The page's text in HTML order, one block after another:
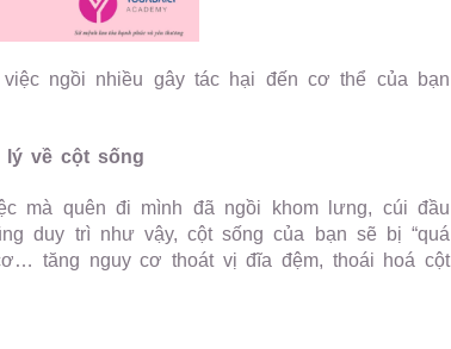
ngồi nhiều gây tác hại đến cơ thể của bạn
lý về cột sống
mà quên đi mình đã ngồi khom lưng, cúi đầu
duy trì như vậy, cột sống của bạn sẽ bị “quá
tăng nguy cơ thoát vị đĩa đệm, thoái hoá cột